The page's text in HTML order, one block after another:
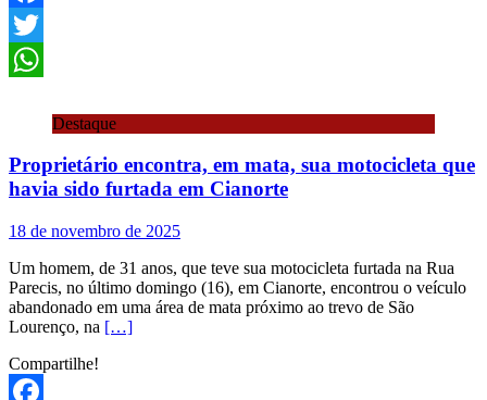
Facebook
Twitter
Destaque
Proprietário encontra, em mata, sua motocicleta que
havia sido furtada em Cianorte
18 de novembro de 2025
Um homem, de 31 anos, que teve sua motocicleta furtada na Rua
Parecis, no último domingo (16), em Cianorte, encontrou o veículo
abandonado em uma área de mata próximo ao trevo de São
Lourenço, na […]
Compartilhe!